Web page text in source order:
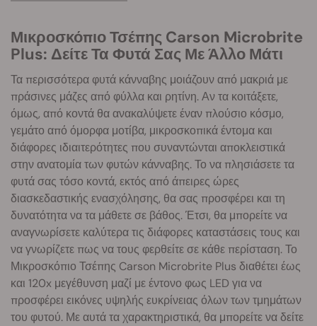
Μικροσκόπιο Τσέπης Carson Microbrite
Plus: Δείτε Τα Φυτά Σας Με Άλλο Μάτι
Τα περισσότερα φυτά κάνναβης μοιάζουν από μακριά με
πράσινες μάζες από φύλλα και ρητίνη. Αν τα κοιτάξετε,
όμως, από κοντά θα ανακαλύψετε έναν πλούσιο κόσμο,
γεμάτο από όμορφα μοτίβα, μικροσκοπικά έντομα και
διάφορες ιδιαιτερότητες που συναντώνται αποκλειστικά
στην ανατομία των φυτών κάνναβης. Το να πλησιάσετε τα
φυτά σας τόσο κοντά, εκτός από άπειρες ώρες
διασκεδαστικής ενασχόλησης, θα σας προσφέρει και τη
δυνατότητα να τα μάθετε σε βάθος. Έτσι, θα μπορείτε να
αναγνωρίσετε καλύτερα τις διάφορες καταστάσεις τους και
να γνωρίζετε πως να τους φερθείτε σε κάθε περίσταση. Το
Μικροσκόπιο Τσέπης Carson Microbrite Plus διαθέτει έως
και 120x μεγέθυνση μαζί με έντονο φως LED για να
προσφέρει εικόνες υψηλής ευκρίνειας όλων των τμημάτων
του φυτού. Με αυτά τα χαρακτηριστικά, θα μπορείτε να δείτε